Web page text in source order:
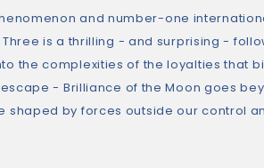
and number-one
is a thrilling - and surprising -
the complexities of the loyalties that
- Brilliance of the Moon goes
by forces outside our control